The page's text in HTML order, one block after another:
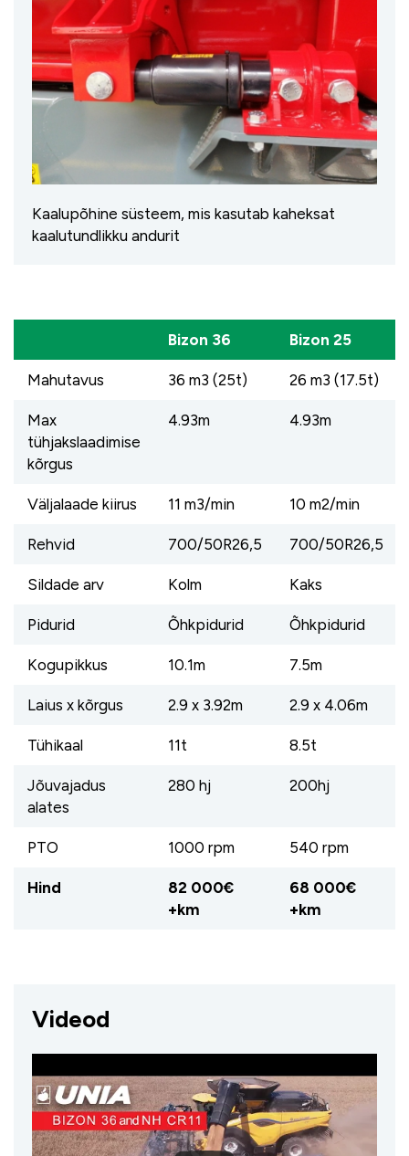
Kaalupõhine süsteem, mis kasutab kaheksat
kaalutundlikku andurit
Bizon 36 Bizon 25
Mahutavus 36 m3 (25t) 26 m3 (17.5t)
Max
tühjakslaadimise
kõrgus
4.93m 4.93m
Väljalaade kiirus 11 m3/min 10 m2/min
Rehvid 700/50R26,5 700/50R26,5
Sildade arv Kolm Kaks
Pidurid Õhkpidurid Õhkpidurid
Kogupikkus 10.1m 7.5m
Laius x kõrgus 2.9 x 3.92m 2.9 x 4.06m
Tühikaal 11t 8.5t
Jõuvajadus
alates
280 hj 200hj
PTO 1000 rpm 540 rpm
Hind
82 000€
+km
68 000€
+km
Videod